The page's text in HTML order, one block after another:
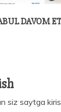
DAVOM
siz saytga